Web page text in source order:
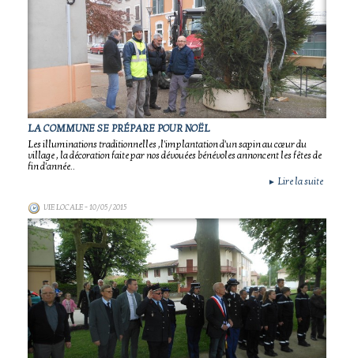
LA COMMUNE SE PRÉPARE POUR NOËL
Les illuminations traditionnelles ,l'implantation d'un sapin au cœur du
village , la décoration faite par nos dévouées bénévoles annoncent les fêtes de
fin d'année..
► Lire la suite
VIE LOCALE- 10/05/2015